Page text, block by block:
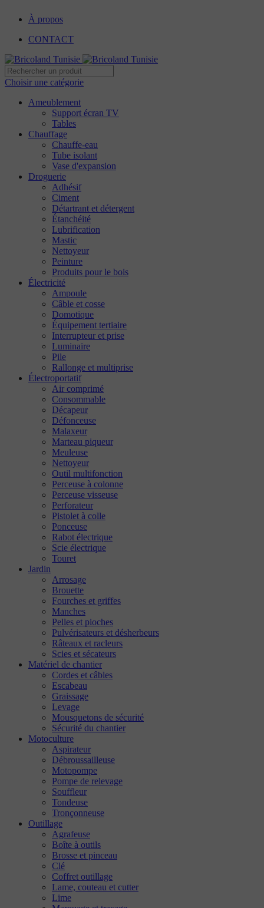
À propos
CONTACT
Choisir une catégorie
Ameublement
Support écran TV
Tables
Chauffage
Chauffe-eau
Tube isolant
Vase d'expansion
Droguerie
Adhésif
Ciment
Détartrant et détergent
Étanchéité
Lubrification
Mastic
Nettoyeur
Peinture
Produits pour le bois
Électricité
Ampoule
Câble et cosse
Domotique
Équipement tertiaire
Interrupteur et prise
Luminaire
Pile
Rallonge et multiprise
Électroportatif
Air comprimé
Consommable
Décapeur
Défonceuse
Malaxeur
Marteau piqueur
Meuleuse
Nettoyeur
Outil multifonction
Perceuse à colonne
Perceuse visseuse
Perforateur
Pistolet à colle
Ponceuse
Rabot électrique
Scie électrique
Touret
Jardin
Arrosage
Brouette
Fourches et griffes
Manches
Pelles et pioches
Pulvérisateurs et désherbeurs
Râteaux et racleurs
Scies et sécateurs
Matériel de chantier
Cordes et câbles
Escabeau
Graissage
Levage
Mousquetons de sécurité
Sécurité du chantier
Motoculture
Aspirateur
Débroussailleuse
Motopompe
Pompe de relevage
Souffleur
Tondeuse
Tronçonneuse
Outillage
Agrafeuse
Boîte à outils
Brosse et pinceau
Clé
Coffret outillage
Lame, couteau et cutter
Lime